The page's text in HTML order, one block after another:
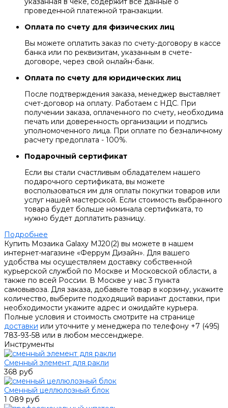
проведенной платежной транзакции.
Оплата по счету для физических лиц
Вы можете оплатить заказ по счету-договору в кассе
банка или по реквизитам, указанным в счете-
договоре, через свой онлайн-банк.
Оплата по счету для юридических лиц
После подтверждения заказа, менеджер выставляет
счет-договор на оплату. Работаем с НДС. При
получении заказа, оплаченного по счету, необходима
печать или доверенность организации и подпись
уполномоченного лица. При оплате по безналичному
расчету предоплата - 100%.
Подарочный сертификат
Если вы стали счастливым обладателем нашего
подарочного сертификата, вы можете
воспользоваться им для оплаты покупки товаров или
услуг нашей мастерской. Если стоимость выбранного
товара будет больше номинала сертификата, то
нужно будет доплатить разницу.
Подробнее
Купить Мозаика Galaxy MJ20(2) вы можете в нашем
интернет-магазине «Феррум Дизайн». Для вашего
удобства мы осуществляем доставку собственной
курьерской службой по Москве и Московской области, а
также по всей России. В Москве у нас 3 пункта
самовывоза. Для заказа, добавьте товар в корзину, укажите
количество, выберите подходящий вариант доставки, при
необходимости укажите адрес и ожидайте курьера.
Полные условия и стоимость смотрите на странице
доставки или уточните у менеджера по телефону +7 (495)
783-93-58 или в любом мессенджере.
Инструменты
Сменный элемент для ракли
368 руб
Сменный целлюлозный блок
1 089 руб